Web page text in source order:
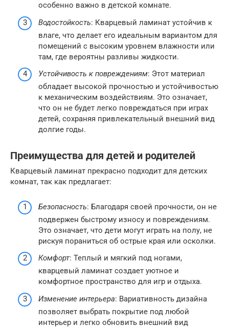
особенно важно в детской комнате.
Водостойкость: Кварцевый ламинат устойчив к
влаге, что делает его идеальным вариантом для
помещений с высоким уровнем влажности или
там, где вероятны разливы жидкости.
Устойчивость к повреждениям: Этот материал
обладает высокой прочностью и устойчивостью
к механическим воздействиям. Это означает,
что он не будет легко повреждаться при играх
детей, сохраняя привлекательный внешний вид
долгие годы.
Преимущества для детей и родителей
Кварцевый ламинат прекрасно подходит для детских
комнат, так как предлагает:
Безопасность: Благодаря своей прочности, он не
подвержен быстрому износу и повреждениям.
Это означает, что дети могут играть на полу, не
рискуя пораниться об острые края или осколки.
Комфорт: Теплый и мягкий под ногами,
кварцевый ламинат создает уютное и
комфортное пространство для игр и отдыха.
Изменение интерьера: Вариативность дизайна
позволяет выбрать покрытие под любой
интерьер и легко обновить внешний вид